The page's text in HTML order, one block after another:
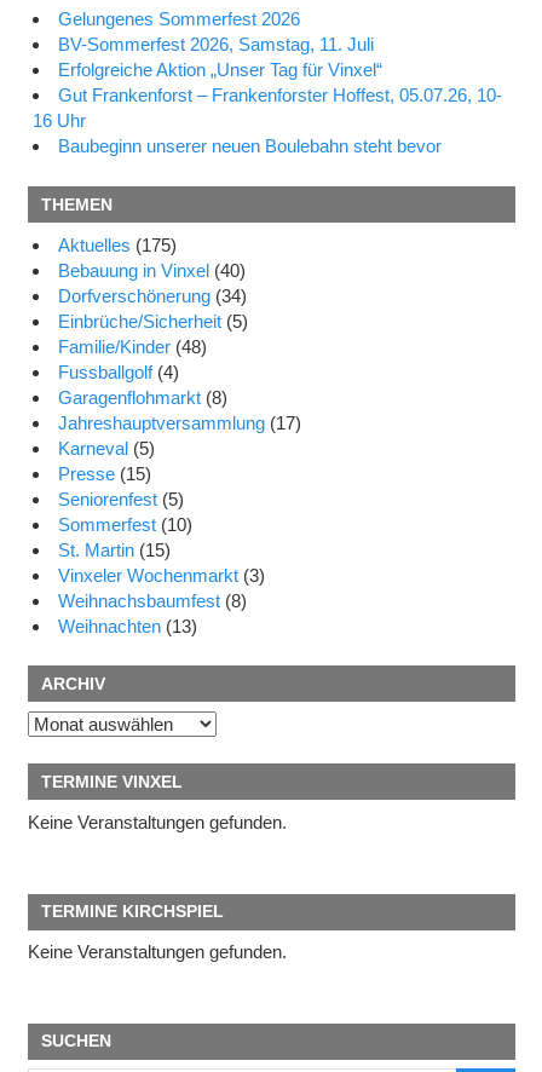
Gelungenes Sommerfest 2026
BV-Sommerfest 2026, Samstag, 11. Juli
Erfolgreiche Aktion „Unser Tag für Vinxel“
Gut Frankenforst – Frankenforster Hoffest, 05.07.26, 10-
16 Uhr
Baubeginn unserer neuen Boulebahn steht bevor
THEMEN
Aktuelles (175)
Bebauung in Vinxel (40)
Dorfverschönerung (34)
Einbrüche/Sicherheit (5)
Familie/Kinder (48)
Fussballgolf(4)
Garagenflohmarkt (8)
Jahreshauptversammlung (17)
Karneval (5)
Presse (15)
Seniorenfest (5)
Sommerfest (10)
St. Martin (15)
Vinxeler Wochenmarkt (3)
Weihnachsbaumfest (8)
Weihnachten (13)
ARCHIV
Archiv
TERMINE VINXEL
Keine Veranstaltungen gefunden.
TERMINE KIRCHSPIEL
Keine Veranstaltungen gefunden.
SUCHEN